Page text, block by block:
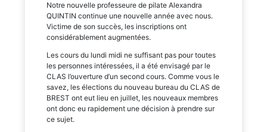
Notre nouvelle professeure de pilate Alexandra
QUINTIN continue une nouvelle année avec nous.
Victime de son succès, les inscriptions ont
considérablement augmentées.
Les cours du lundi midi ne suffisant pas pour toutes
les personnes intéressées, il a été envisagé par le
CLAS l’ouverture d’un second cours. Comme vous le
savez, les élections du nouveau bureau du CLAS de
BREST ont eut lieu en juillet, les nouveaux membres
ont donc eu rapidement une décision à prendre sur
ce sujet.